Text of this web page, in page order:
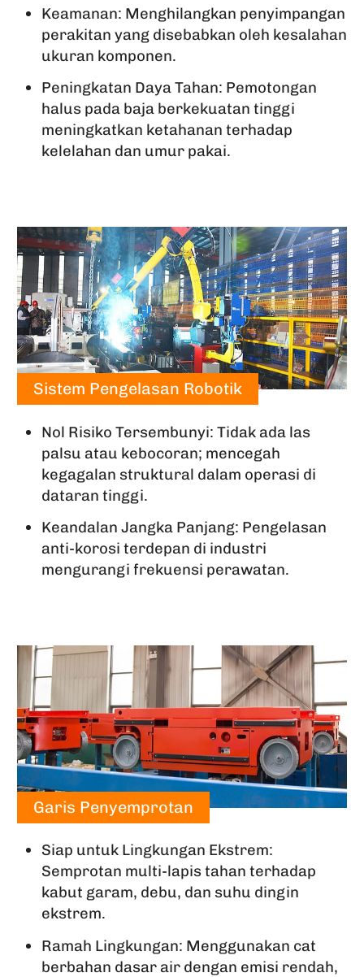
Keamanan: Menghilangkan penyimpangan
perakitan yang disebabkan oleh kesalahan
ukuran komponen.
Peningkatan Daya Tahan: Pemotongan
halus pada baja berkekuatan tinggi
meningkatkan ketahanan terhadap
kelelahan dan umur pakai.
Sistem Pengelasan Robotik
Nol Risiko Tersembunyi: Tidak ada las
palsu atau kebocoran; mencegah
kegagalan struktural dalam operasi di
dataran tinggi.
Keandalan Jangka Panjang: Pengelasan
anti-korosi terdepan di industri
mengurangi frekuensi perawatan.
Garis Penyemprotan
Siap untuk Lingkungan Ekstrem:
Semprotan multi-lapis tahan terhadap
kabut garam, debu, dan suhu dingin
ekstrem.
Ramah Lingkungan: Menggunakan cat
berbahan dasar air dengan emisi rendah,